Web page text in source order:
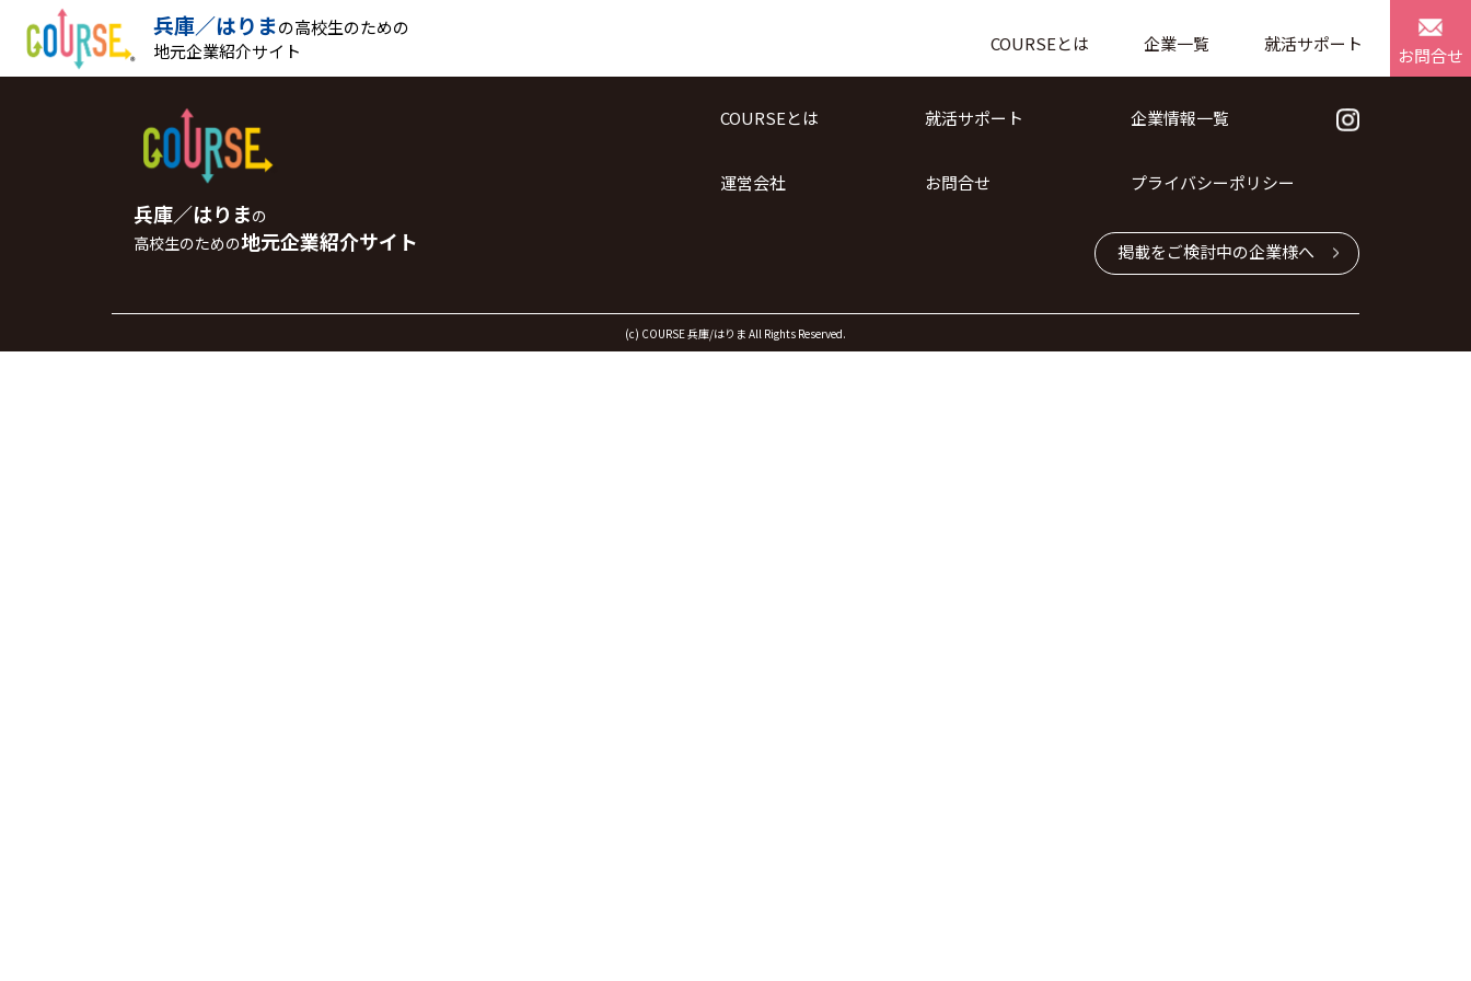
兵庫／はりまの高校生のための
地元企業紹介サイト
COURSEとは 企業一覧 就活サポート
お問合せ
兵庫／はりまの
高校生のための地元企業紹介サイト
COURSEとは 就活サポート 企業情報一覧
運営会社 お問合せ プライバシーポリシー
掲載をご検討中の企業様へ
(c) COURSE 兵庫/はりま All Rights Reserved.